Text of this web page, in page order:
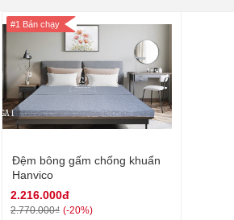
#1 Bán chạy
Đệm bông gấm chống khuẩn
Hanvico
2.216.000đ
2.770.000₫ (-20%)